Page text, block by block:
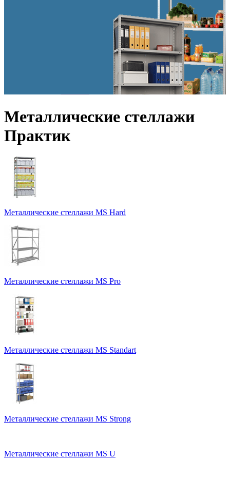
Металлические стеллажи
Практик
Металлические стеллажи MS Hard
Металлические стеллажи MS Pro
Металлические стеллажи MS Standart
Металлические стеллажи MS Strong
Металлические стеллажи MS U